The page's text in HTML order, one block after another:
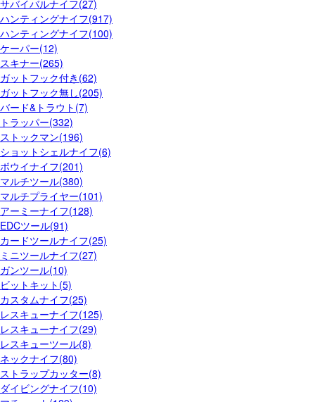
サバイバルナイフ(27)
ハンティングナイフ(917)
ハンティングナイフ(100)
ケーパー(12)
スキナー(265)
ガットフック付き(62)
ガットフック無し(205)
バード&トラウト(7)
トラッパー(332)
ストックマン(196)
ショットシェルナイフ(6)
ボウイナイフ(201)
マルチツール(380)
マルチプライヤー(101)
アーミーナイフ(128)
EDCツール(91)
カードツールナイフ(25)
ミニツールナイフ(27)
ガンツール(10)
ビットキット(5)
カスタムナイフ(25)
レスキューナイフ(125)
レスキューナイフ(29)
レスキューツール(8)
ネックナイフ(80)
ストラップカッター(8)
ダイビングナイフ(10)